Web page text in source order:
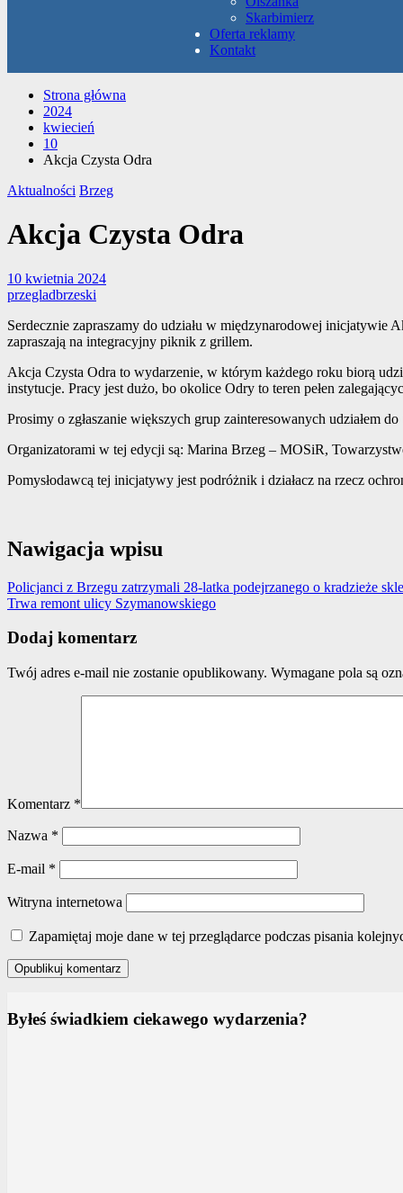
Skarbimierz
Oferta reklamy
Kontakt
Strona główna
2024
kwiecień
10
Akcja Czysta Odra
Aktualności Brzeg
Akcja Czysta Odra
10 kwietnia 2024
przegladbrzeski
Serdecznie zapraszamy do udziału w międzynarodowej inicjatywie
zapraszają na integracyjny piknik z grillem.
Akcja Czysta Odra to wydarzenie, w którym każdego roku biorą
instytucje. Pracy jest dużo, bo okolice Odry to teren pełen
Prosimy o zgłaszanie większych grup zainteresowanych udziałem
Organizatorami w tej edycji są: Marina Brzeg – MOSiR,
Pomysłodawcą tej inicjatywy jest podróżnik i działacz na rzecz
Nawigacja wpisu
Policjanci z Brzegu zatrzymali 28-latka podejrzanego o kradzieże
Trwa remont ulicy Szymanowskiego
Dodaj komentarz
Twój adres e-mail nie zostanie opublikowany. Wymagane pola są
Komentarz *
Nazwa *
E-mail *
Witryna internetowa
Zapamiętaj moje dane w tej przeglądarce podczas pisania
Byłeś świadkiem ciekawego wydarzenia?